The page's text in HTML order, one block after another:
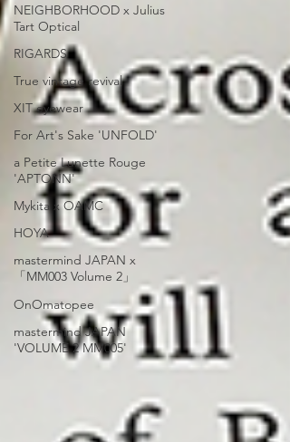
NEIGHBORHOOD x Julius
Tart Optical
RIGARDS
True vintage revival
XIT eyewear
For Art's Sake 'UNFOLD'
a Petite Lunette Rouge
'APTONN'
Mykita x OAMC
HOYA
mastermind JAPAN x
「MM003 Volume 2」
OnOmatopee
mastermind JAPAN
'VOLUME 2 MM005'